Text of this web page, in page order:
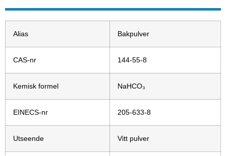
Alias Bakpulver
CAS-nr 144-55-8
Kemisk formel NaHCO₃
EINECS-nr 205-633-8
Utseende Vitt pulver